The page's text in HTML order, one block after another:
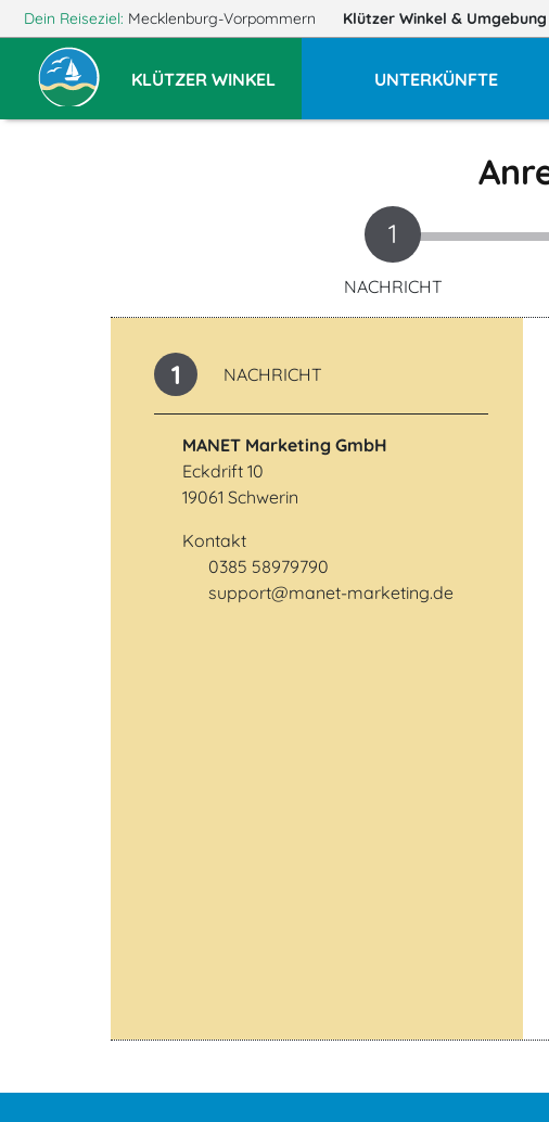
Dein Reiseziel: Mecklenburg-Vorpommern Klützer Winkel & Umgebung
KLÜTZER WINKEL UNTERKÜNFTE
1
NACHRICHT
1 NACHRICHT
MANET Marketing GmbH
Eckdrift 10
19061 Schwerin
Kontakt
Telefonnummer
0385 58979790
E-Mail-Adresse
support@manet-marketing.de